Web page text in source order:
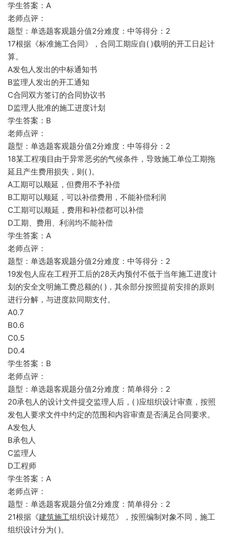
学生答案：A
老师点评：
题型：单选题客观题分值2分难度：中等得分：2
17根据《标准施工合同》，合同工期应自( )载明的开工日起计
算。
A发包人发出的中标通知书
B监理人发出的开工通知
C合同双方签订的合同协议书
D监理人批准的施工进度计划
学生答案：B
老师点评：
题型：单选题客观题分值2分难度：中等得分：2
18某工程项目由于异常恶劣的气候条件，导致施工单位工期拖
延且产生费用损失，则( )。
A工期可以顺延，但费用不予补偿
B工期可以顺延，可以补偿费用，不能补偿利润
C工期可以顺延，费用和补偿都可以补偿
D工期、费用、利润均不能补偿
学生答案：A
老师点评：
题型：单选题客观题分值2分难度：中等得分：2
19发包人应在工程开工后的28天内预付不低于当年施工进度计
划的安全文明施工费总额的( )，其余部分按照提前安排的原则
进行分解，与进度款同期支付。
A0.7
B0.6
C0.5
D0.4
学生答案：B
老师点评：
题型：单选题客观题分值2分难度：简单得分：2
20承包人的设计文件提交监理人后，( )应组织设计审查，按照
发包人要求文件中约定的范围和内容审查是否满足合同要求。
A发包人
B承包人
C监理人
D工程师
学生答案：A
老师点评：
题型：单选题客观题分值2分难度：简单得分：2
21根据《建筑施工组织设计规范》，按照编制对象不同，施工
组织设计分为( )。